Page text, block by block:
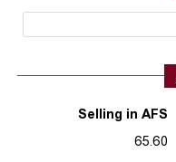
Selling in AFS
65.60